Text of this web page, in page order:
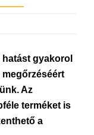
gyakorol
Az
terméket is
a